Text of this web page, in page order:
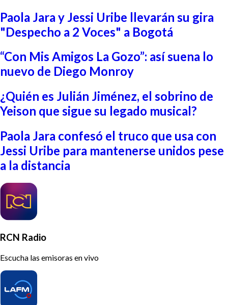
Paola Jara y Jessi Uribe llevarán su gira
"Despecho a 2 Voces" a Bogotá
“Con Mis Amigos La Gozo”: así suena lo
nuevo de Diego Monroy
¿Quién es Julián Jiménez, el sobrino de
Yeison que sigue su legado musical?
Paola Jara confesó el truco que usa con
Jessi Uribe para mantenerse unidos pese
a la distancia
RCN Radio
Escucha las emisoras en vivo